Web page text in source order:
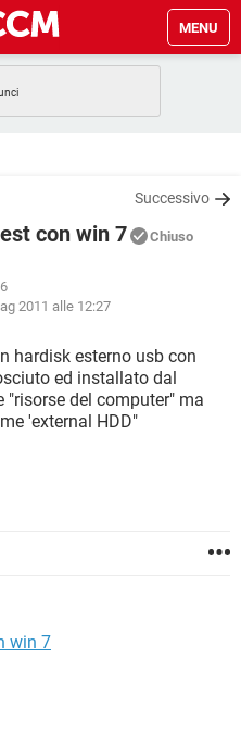
MENU
WHATSAPP
GAMING
WINDOWS 10
WHATSAPP
FACEBOOK
WINDOWS 10
WHATSAPP
GAMING
ANDROID
WINDOWS 10
Successivo
con win 7 Chiuso
2011 alle 12:27
hardisk esterno usb con
ed installato dal
del computer" ma
'external HDD"
win 7